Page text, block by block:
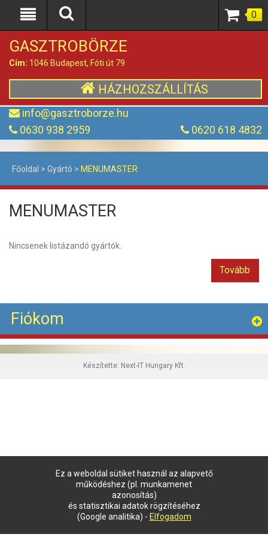
GASZTROBÖRZE
Cím: 1046 Budapest, Fóti út 79
HÁZHOZSZÁLLÍTÁS
info@gasztroborze.hu
0630 938 2959
0620 618 4832
0
Ez a weboldal sütiket használ az alapvető
működéshez (pl. munkamenet
azonosítás)
és statisztikai adatok rögzítéséhez
(Google analitika) - Elfogadom
Főoldal > Gyártó > MENUMASTER
MENUMASTER
Nincsenek listázandó gyártók.
Tovább
Fiókom
Készítette: Next-IT Hungary Kft.